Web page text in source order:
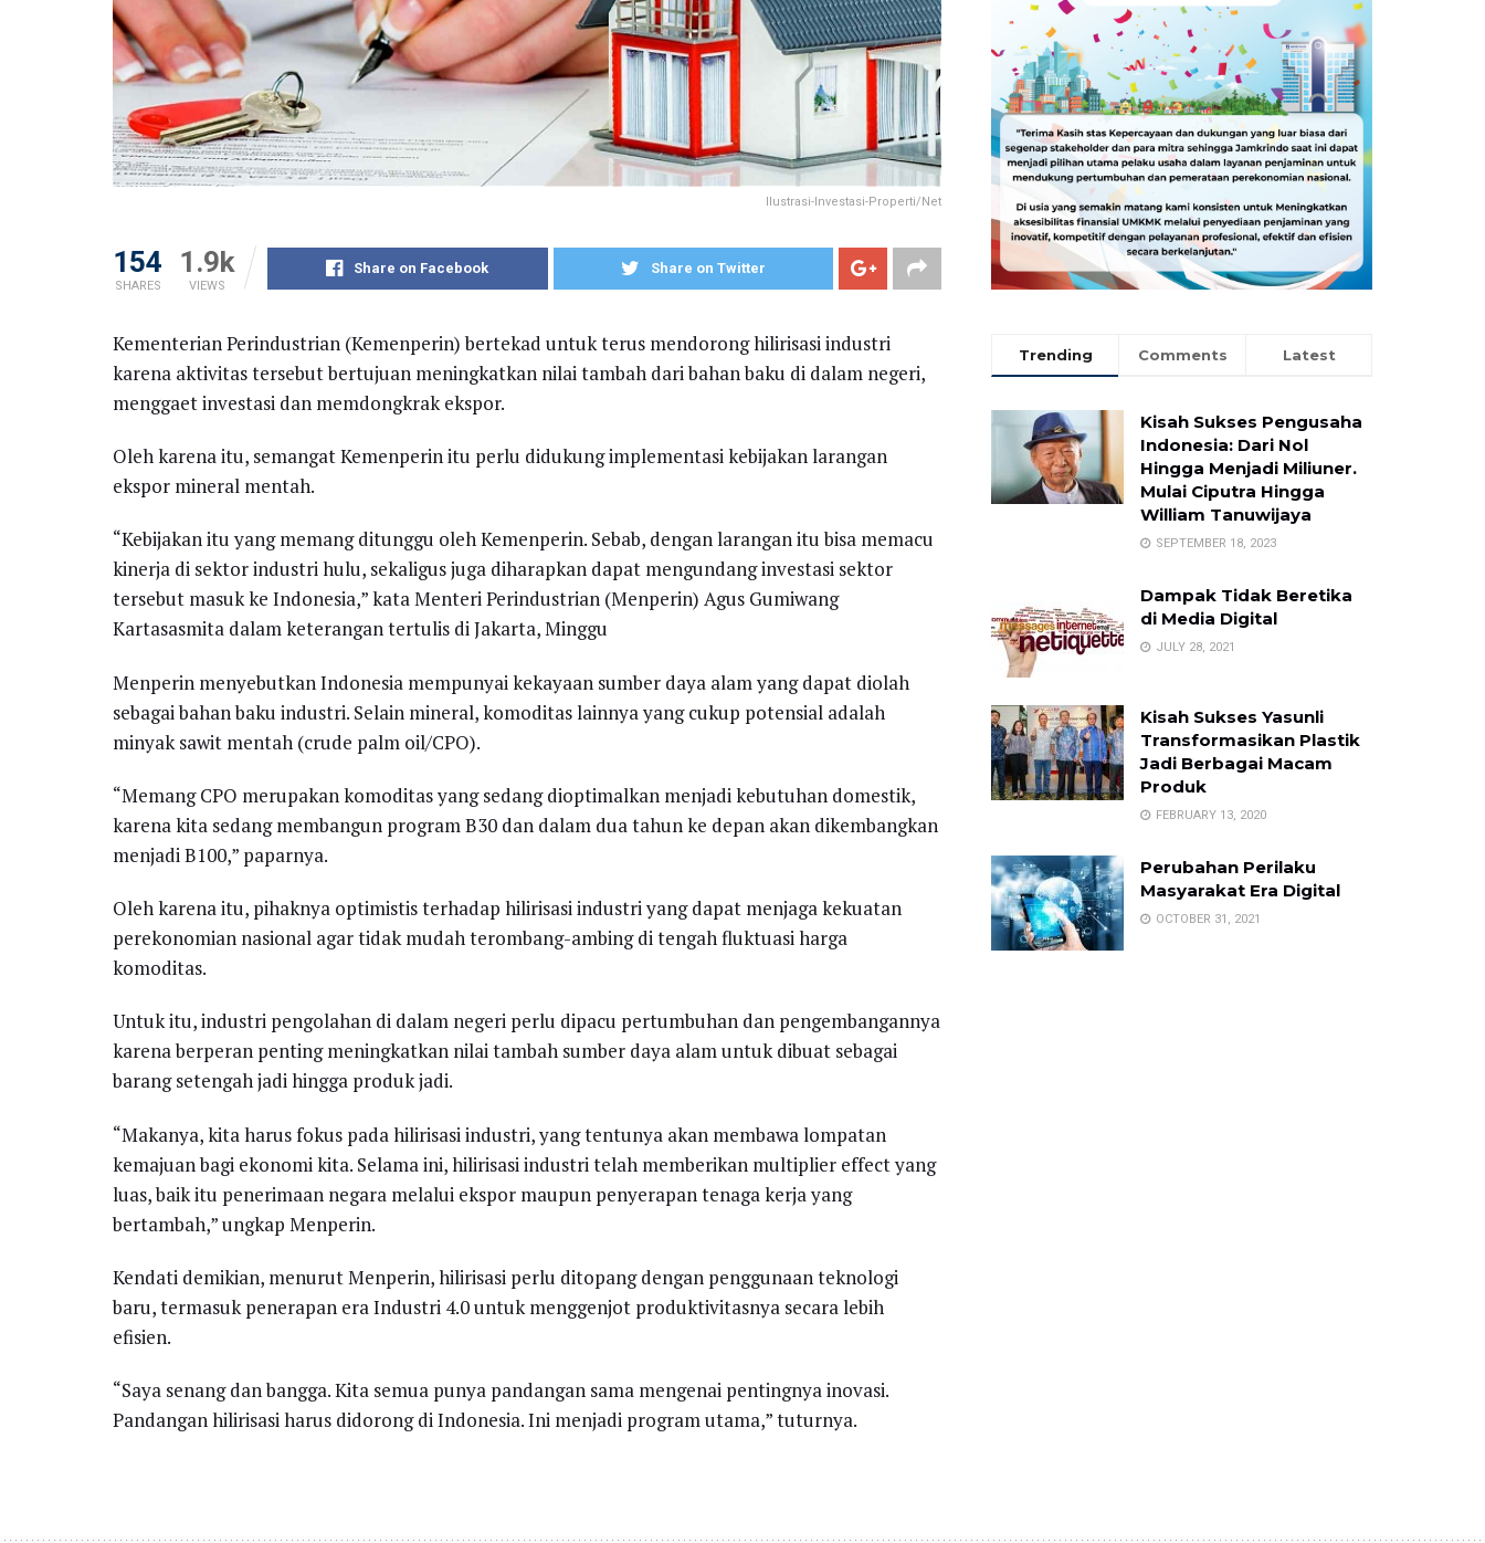
Ilustrasi-Investasi-Properti/Net
154
SHARES
1.9k
VIEWS
Share on Facebook Share on Twitter
Kementerian Perindustrian (Kemenperin) bertekad untuk terus mendorong hilirisasi industri
karena aktivitas tersebut bertujuan meningkatkan nilai tambah dari bahan baku di dalam negeri,
menggaet investasi dan memdongkrak ekspor.
Oleh karena itu, semangat Kemenperin itu perlu didukung implementasi kebijakan larangan
ekspor mineral mentah.
“Kebijakan itu yang memang ditunggu oleh Kemenperin. Sebab, dengan larangan itu bisa memacu
kinerja di sektor industri hulu, sekaligus juga diharapkan dapat mengundang investasi sektor
tersebut masuk ke Indonesia,” kata Menteri Perindustrian (Menperin) Agus Gumiwang
Kartasasmita dalam keterangan tertulis di Jakarta, Minggu
Menperin menyebutkan Indonesia mempunyai kekayaan sumber daya alam yang dapat diolah
sebagai bahan baku industri. Selain mineral, komoditas lainnya yang cukup potensial adalah
minyak sawit mentah (crude palm oil/CPO).
“Memang CPO merupakan komoditas yang sedang dioptimalkan menjadi kebutuhan domestik,
karena kita sedang membangun program B30 dan dalam dua tahun ke depan akan dikembangkan
menjadi B100,” paparnya.
Oleh karena itu, pihaknya optimistis terhadap hilirisasi industri yang dapat menjaga kekuatan
perekonomian nasional agar tidak mudah terombang-ambing di tengah fluktuasi harga
komoditas.
Untuk itu, industri pengolahan di dalam negeri perlu dipacu pertumbuhan dan pengembangannya
karena berperan penting meningkatkan nilai tambah sumber daya alam untuk dibuat sebagai
barang setengah jadi hingga produk jadi.
“Makanya, kita harus fokus pada hilirisasi industri, yang tentunya akan membawa lompatan
kemajuan bagi ekonomi kita. Selama ini, hilirisasi industri telah memberikan multiplier effect yang
luas, baik itu penerimaan negara melalui ekspor maupun penyerapan tenaga kerja yang
bertambah,” ungkap Menperin.
Kendati demikian, menurut Menperin, hilirisasi perlu ditopang dengan penggunaan teknologi
baru, termasuk penerapan era Industri 4.0 untuk menggenjot produktivitasnya secara lebih
efisien.
“Saya senang dan bangga. Kita semua punya pandangan sama mengenai pentingnya inovasi.
Pandangan hilirisasi harus didorong di Indonesia. Ini menjadi program utama,” tuturnya.
Trending Comments Latest
Kisah Sukses Pengusaha
Indonesia: Dari Nol
Hingga Menjadi Miliuner.
Mulai Ciputra Hingga
William Tanuwijaya
SEPTEMBER 18, 2023
Dampak Tidak Beretika
di Media Digital
JULY 28, 2021
Kisah Sukses Yasunli
Transformasikan Plastik
Jadi Berbagai Macam
Produk
FEBRUARY 13, 2020
Perubahan Perilaku
Masyarakat Era Digital
OCTOBER 31, 2021